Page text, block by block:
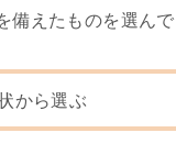
備えたものを選んで
から選ぶ